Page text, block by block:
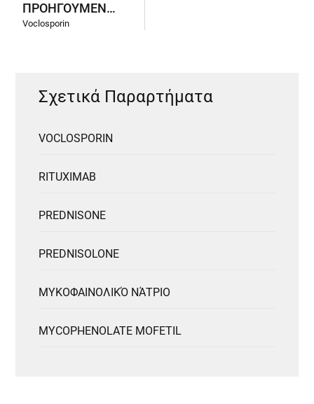
ΠΡΟΗΓΟΎΜΕΝΑ ΠΑΡΑΡΤΉΜΑΤΑ
Voclosporin
Σχετικά Παραρτήματα
VOCLOSPORIN
RITUXIMAB
PREDNISONE
PREDNISOLONE
ΜΥΚΟΦΑΙΝΟΛΙΚΌ ΝΆΤΡΙΟ
MYCOPHENOLATE MOFETIL